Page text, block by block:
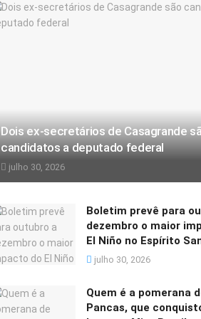
Dois ex-secretários de Casagrande
candidatos a deputado federal
julho 30, 2026
Boletim prevê para
dezembro o maior
El Niño no Espírito
julho 30, 2026
Quem é a pomerana
Pancas, que